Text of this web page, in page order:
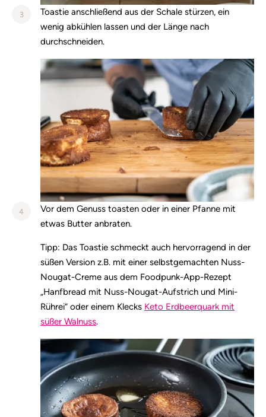
3
Toastie anschließend aus der Schale stürzen, ein
wenig abkühlen lassen und der Länge nach
durchschneiden.
4
Vor dem Genuss toasten oder in einer Pfanne mit
etwas Butter anbraten.
Tipp: Das Toastie schmeckt auch hervorragend in der
süßen Version z.B. mit einer selbstgemachten Nuss-
Nougat-Creme aus dem Foodpunk-App-Rezept
„Hanfbread mit Nuss-Nougat-Aufstrich und Mini-
Rührei“ oder einem Klecks Keto Erdbeerquark mit
süßer Walnuss.